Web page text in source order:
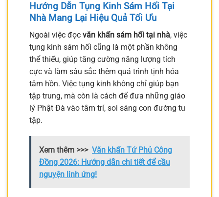
Hướng Dẫn Tụng Kinh Sám Hối Tại
Nhà Mang Lại Hiệu Quả Tối Ưu
Ngoài việc đọc văn khấn sám hối tại nhà, việc
tụng kinh sám hối cũng là một phần không
thể thiếu, giúp tăng cường năng lượng tích
cực và làm sâu sắc thêm quá trình tịnh hóa
tâm hồn. Việc tụng kinh không chỉ giúp bạn
tập trung, mà còn là cách để đưa những giáo
lý Phật Đà vào tâm trí, soi sáng con đường tu
tập.
Xem thêm >>> Văn khấn Tứ Phủ Công
Đồng 2026: Hướng dẫn chi tiết để cầu
nguyện linh ứng!